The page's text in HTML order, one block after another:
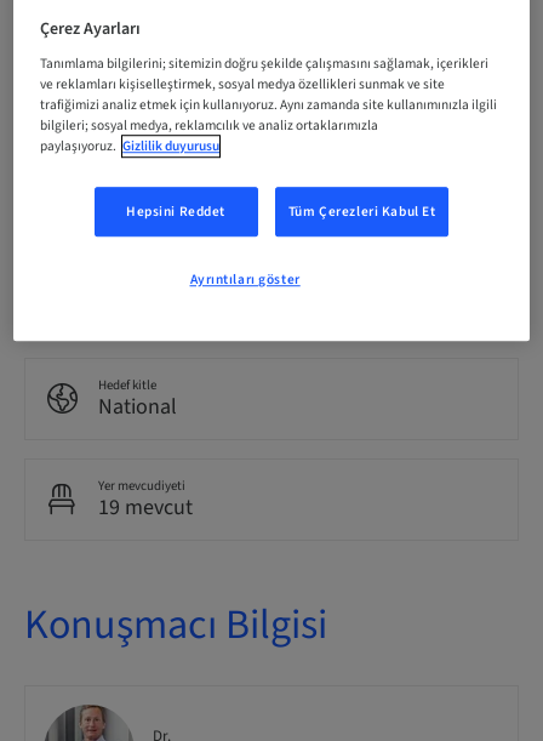
Dil
Hollandaca
Puan
0.00 Puan
Hedef kitle
National
Yer mevcudiyeti
19 mevcut
Konuşmacı Bilgisi
Dr.
Çerez Ayarları
Tanımlama bilgilerini; sitemizin doğru şekilde çalışmasını sağlamak, içerikleri
ve reklamları kişiselleştirmek, sosyal medya özellikleri sunmak ve site
trafiğimizi analiz etmek için kullanıyoruz. Aynı zamanda site kullanımınızla ilgili
bilgileri; sosyal medya, reklamcılık ve analiz ortaklarımızla
paylaşıyoruz. Gizlilik duyurusu
Hepsini Reddet Tüm Çerezleri Kabul Et
Ayrıntıları göster